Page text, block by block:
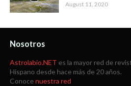
August 11, 2020
Nosotros
Astrolabio.NET es la mayor red de
Hispano desde hace más de 20 años.
Conoce nuestra red